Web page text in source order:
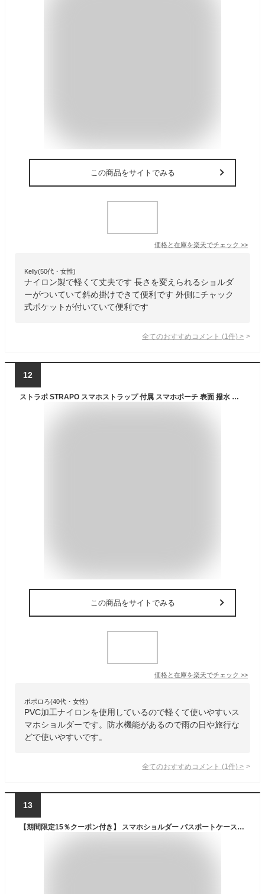
この商品をサイトでみる
価格と在庫を楽天でチェック >>
Kelly(50代・女性)
ナイロン製で軽くて丈夫です 長さを変えられるショルダ
ーがついていて斜め掛けできて便利です 外側にチャック
式ポケットが付いていて便利です
全てのおすすめコメント (1 件) >
12
ストラポ STRAPO スマホストラップ 付属 スマホポーチ 表面 撥水 スマホショルダー ショルダー カラビナ ポーチ 防水 ナイロン 携帯ストラップ シンプル ミニマル ミニショルダー 斜めがけ おしゃれ ショルダーバッグ バッグ strapper サコッシュ レディース メンズ
この商品をサイトでみる
価格と在庫を楽天でチェック >>
ポポロろ(40代・女性)
PVC加工ナイロンを使用しているので軽くて使いやすいス
マホショルダーです。防水機能があるので雨の日や旅行な
どで使いやすいです。
全てのおすすめコメント (1 件) >
13
【期間限定15％クーポン付き】 スマホショルダー パスポートケース 首下げ 財布 ナイロンバッグ 防水 軽量 3way ショルダー ウエストポーチ メンズ レディース コンパクト アウトドア ミニショルダーバッグ mini